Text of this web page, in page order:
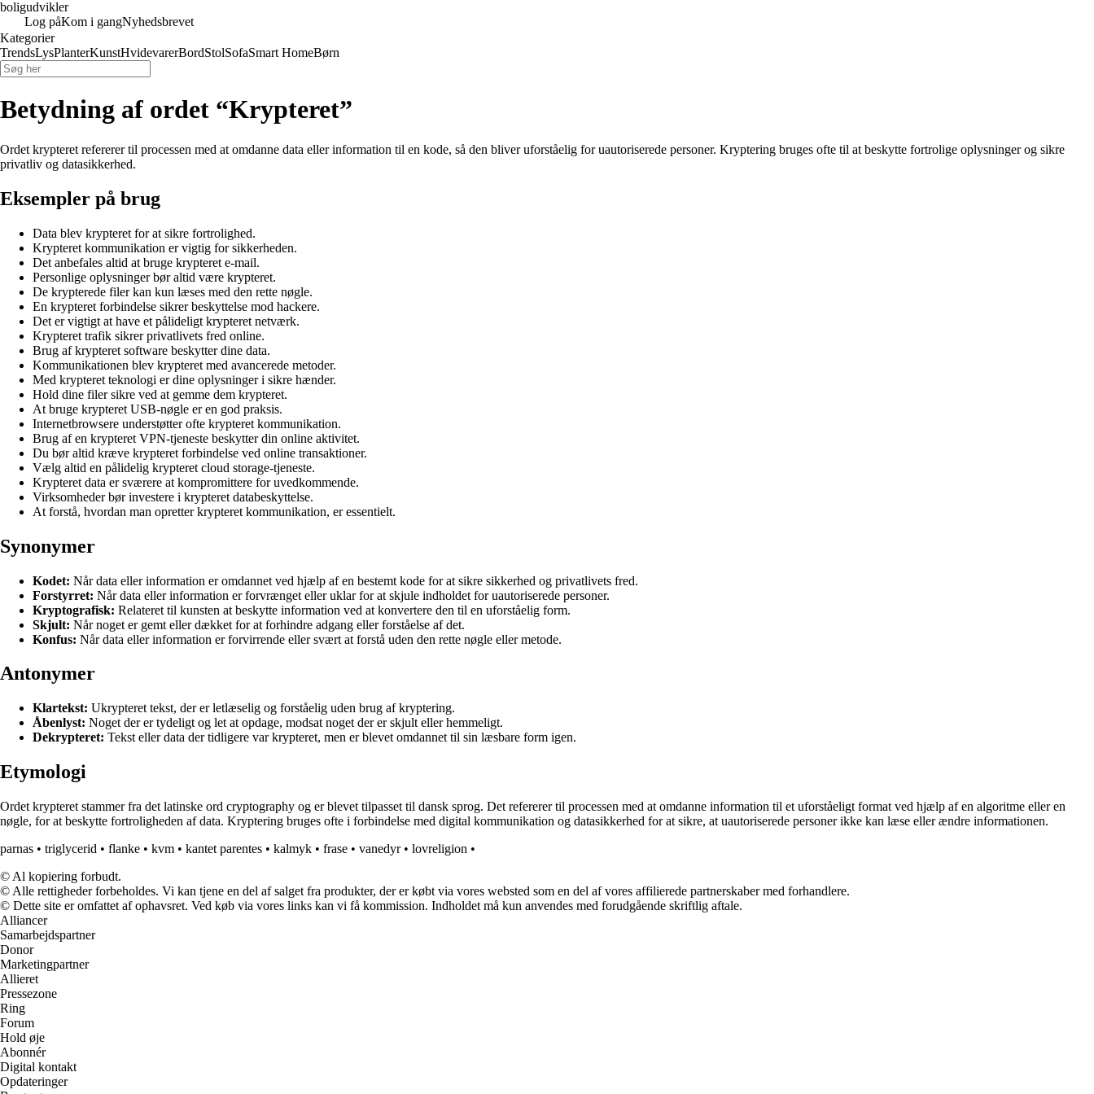
boligudvikler
Log påKom i gangNyhedsbrevet
Kategorier
TrendsLysPlanterKunstHvidevarerBordStolSofaSmart HomeBørn
Betydning af ordet “Krypteret”
Ordet krypteret refererer til processen med at omdanne data eller information til en kode, så den bliver uforståelig for uautoriserede personer. Kryptering bruges ofte til at beskytte fortrolige oplysninger og sikre
privatliv og datasikkerhed.
Eksempler på brug
Data blev krypteret for at sikre fortrolighed.
Krypteret kommunikation er vigtig for sikkerheden.
Det anbefales altid at bruge krypteret e-mail.
Personlige oplysninger bør altid være krypteret.
De krypterede filer kan kun læses med den rette nøgle.
En krypteret forbindelse sikrer beskyttelse mod hackere.
Det er vigtigt at have et pålideligt krypteret netværk.
Krypteret trafik sikrer privatlivets fred online.
Brug af krypteret software beskytter dine data.
Kommunikationen blev krypteret med avancerede metoder.
Med krypteret teknologi er dine oplysninger i sikre hænder.
Hold dine filer sikre ved at gemme dem krypteret.
At bruge krypteret USB-nøgle er en god praksis.
Internetbrowsere understøtter ofte krypteret kommunikation.
Brug af en krypteret VPN-tjeneste beskytter din online aktivitet.
Du bør altid kræve krypteret forbindelse ved online transaktioner.
Vælg altid en pålidelig krypteret cloud storage-tjeneste.
Krypteret data er sværere at kompromittere for uvedkommende.
Virksomheder bør investere i krypteret databeskyttelse.
At forstå, hvordan man opretter krypteret kommunikation, er essentielt.
Synonymer
Kodet: Når data eller information er omdannet ved hjælp af en bestemt kode for at sikre sikkerhed og privatlivets fred.
Forstyrret: Når data eller information er forvrænget eller uklar for at skjule indholdet for uautoriserede personer.
Kryptografisk: Relateret til kunsten at beskytte information ved at konvertere den til en uforståelig form.
Skjult: Når noget er gemt eller dækket for at forhindre adgang eller forståelse af det.
Konfus: Når data eller information er forvirrende eller svært at forstå uden den rette nøgle eller metode.
Antonymer
Klartekst: Ukrypteret tekst, der er letlæselig og forståelig uden brug af kryptering.
Åbenlyst: Noget der er tydeligt og let at opdage, modsat noget der er skjult eller hemmeligt.
Dekrypteret: Tekst eller data der tidligere var krypteret, men er blevet omdannet til sin læsbare form igen.
Etymologi
Ordet krypteret stammer fra det latinske ord cryptography og er blevet tilpasset til dansk sprog. Det refererer til processen med at omdanne information til et uforståeligt format ved hjælp af en algoritme eller en
nøgle, for at beskytte fortroligheden af data. Kryptering bruges ofte i forbindelse med digital kommunikation og datasikkerhed for at sikre, at uautoriserede personer ikke kan læse eller ændre informationen.
parnas • triglycerid • flanke • kvm • kantet parentes • kalmyk • frase • vanedyr• lovreligion •
© Al kopiering forbudt.
© Alle rettigheder forbeholdes. Vi kan tjene en del af salget fra produkter, der er købt via vores websted som en del af vores affilierede partnerskaber med forhandlere.
© Dette site er omfattet af ophavsret. Ved køb via vores links kan vi få kommission. Indholdet må kun anvendes med forudgående skriftlig aftale.
Alliancer
Samarbejdspartner
Donor
Marketingpartner
Allieret
Pressezone
Ring
Forum
Hold øje
Abonnér
Digital kontakt
Opdateringer